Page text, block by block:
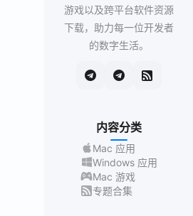
游戏以及跨平台软件资源
下载，助力每一位开发者
的数字生活。
内容分类
Mac 应用
Windows 应用
Mac 游戏
专题合集